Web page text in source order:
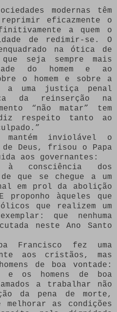
modernas têm
eficazmente o
a quem o
de redimir-se. O
na ótica de
seja sempre mais
do homem e ao
o homem e sobre a
a uma justiça penal
da reinserção na
“não matar” tem
respeito tanto ao
mantém inviolável o
Deus, frisou o Papa
aos governantes:
à consciência dos
que se chegue a um
em prol da abolição
proponho àqueles que
que realizem um
que nenhuma
neste Ano Santo
Francisco fez uma
aos cristãos, mas
de boa vontade:
e os homens de boa
a trabalhar não
da pena de morte,
melhorar as condições